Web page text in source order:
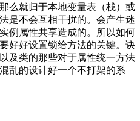
么就归于本地变量表（栈）或
是不会互相干扰的。会产生迷
例属性共享造成的。所以如何
好好设置锁给方法的关键。诀
及类的那些对于属性统一方法
乱的设计好一个不打架的系